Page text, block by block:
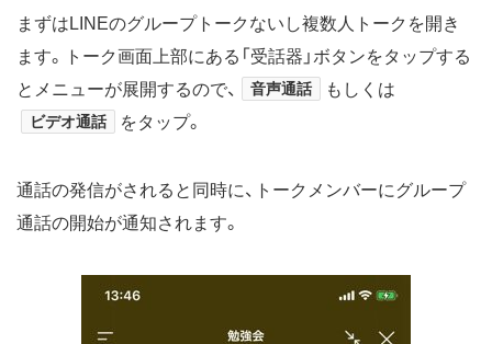
まずはLINEのグループトークないし複数人トークを開き
ます。トーク画面上部にある「受話器」ボタンをタップする
とメニューが展開するので、
音声通話 もしくは
ビデオ通話 をタップ。
通話の発信がされると同時に、トークメンバーにグループ
通話の開始が通知されます。